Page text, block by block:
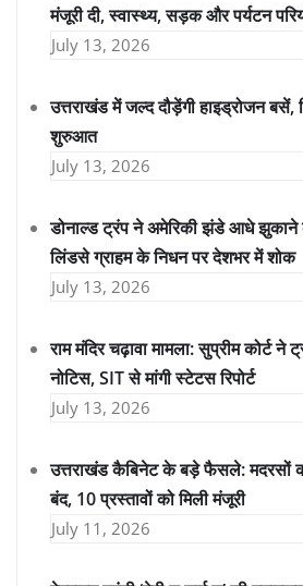
मंजूरी दी, स्वास्थ्य, सड़क और पर्यटन
July 13, 2026
उत्तराखंड में जल्द दौड़ेंगी हाइड्रोजन बसें,
शुरुआत
July 13, 2026
डोनाल्ड ट्रंप ने अमेरिकी झंडे आधे झुकाने
लिंडसे ग्राहम के निधन पर देशभर में शोक
July 13, 2026
राम मंदिर चढ़ावा मामला: सुप्रीम कोर्ट ने
नोटिस, SIT से मांगी स्टेटस रिपोर्ट
July 13, 2026
उत्तराखंड कैबिनेट के बड़े फैसले: मदरसों
बंद, 10 प्रस्तावों को मिली मंजूरी
July 11, 2026